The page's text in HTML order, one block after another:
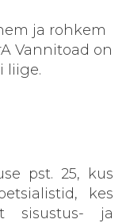
ja rohkem
Vannitoad on
liige.
pst. 25, kus
kes
sisustus- ja